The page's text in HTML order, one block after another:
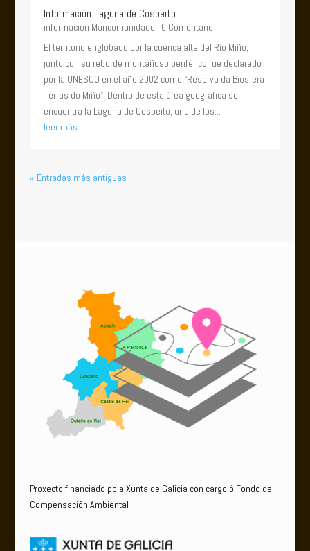
Información Laguna de Cospeito
información Mancomunidade | 0 Comentario
El territorio englobado por la cuenca alta del Río Miño,
junto con su reborde montañoso periférico fue declarado
por la UNESCO en el año 2002 como “Reserva da Biosfera
Terras do Miño”. Dentro de esta área geográfica se
encuentra la Laguna de Cospeito, uno de los...
leer más
« Entradas más antiguas
Proxecto financiado pola Xunta de Galicia con cargo ó Fondo de
Compensación Ambiental